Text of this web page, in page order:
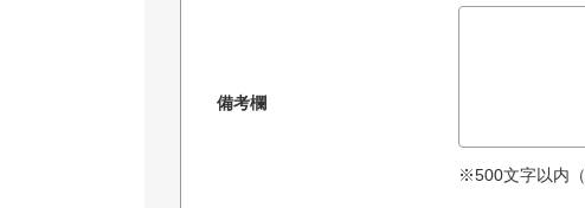
備考欄
※500文字以内（